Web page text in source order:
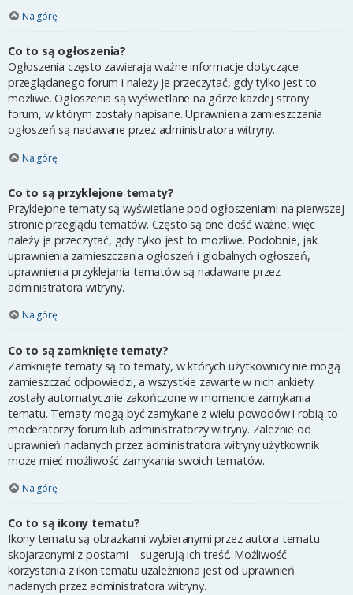
Na górę
Co to są ogłoszenia?
Ogłoszenia często zawierają ważne informacje dotyczące
przeglądanego forum i należy je przeczytać, gdy tylko jest to
możliwe. Ogłoszenia są wyświetlane na górze każdej strony
forum, w którym zostały napisane. Uprawnienia zamieszczania
ogłoszeń są nadawane przez administratora witryny.
Na górę
Co to są przyklejone tematy?
Przyklejone tematy są wyświetlane pod ogłoszeniami na pierwszej
stronie przeglądu tematów. Często są one dość ważne, więc
należy je przeczytać, gdy tylko jest to możliwe. Podobnie, jak
uprawnienia zamieszczania ogłoszeń i globalnych ogłoszeń,
uprawnienia przyklejania tematów są nadawane przez
administratora witryny.
Na górę
Co to są zamknięte tematy?
Zamknięte tematy są to tematy, w których użytkownicy nie mogą
zamieszczać odpowiedzi, a wszystkie zawarte w nich ankiety
zostały automatycznie zakończone w momencie zamykania
tematu. Tematy mogą być zamykane z wielu powodów i robią to
moderatorzy forum lub administratorzy witryny. Zależnie od
uprawnień nadanych przez administratora witryny użytkownik
może mieć możliwość zamykania swoich tematów.
Na górę
Co to są ikony tematu?
Ikony tematu są obrazkami wybieranymi przez autora tematu
skojarzonymi z postami – sugerują ich treść. Możliwość
korzystania z ikon tematu uzależniona jest od uprawnień
nadanych przez administratora witryny.